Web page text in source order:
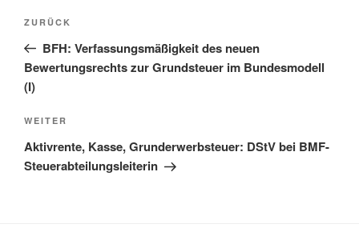
Beitragsnavigation
Vorheriger
Beitrag
ZURÜCK
BFH: Verfassungsmäßigkeit des neuen
Bewertungsrechts zur Grundsteuer im Bundesmodell
(I)
Nächster
Beitrag
WEITER
Aktivrente, Kasse, Grunderwerbsteuer: DStV bei BMF-
Steuerabteilungsleiterin